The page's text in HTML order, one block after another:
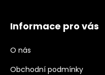
Informace pro vás
O nás
Obchodní podmínky